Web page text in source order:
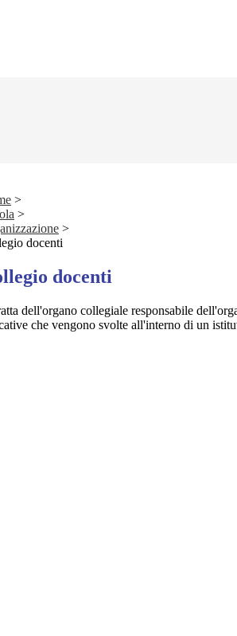
>
>
>
docenti
docenti
dell'organo collegiale responsabile
che vengono svolte all'interno di un